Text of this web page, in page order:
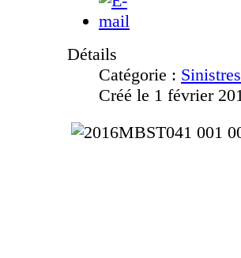
Détails
Catégorie :
Créé le 1 février